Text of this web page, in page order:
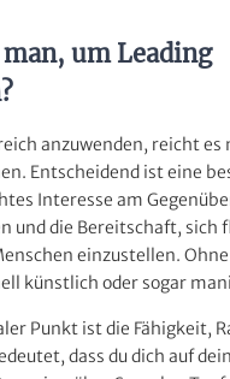
um Leading
anzuwenden, reicht es
Entscheidend ist eine
Interesse am
und die Bereitschaft, sich
einzustellen. Ohne
künstlich oder sogar
Punkt ist die Fähigkeit,
dass du dich auf